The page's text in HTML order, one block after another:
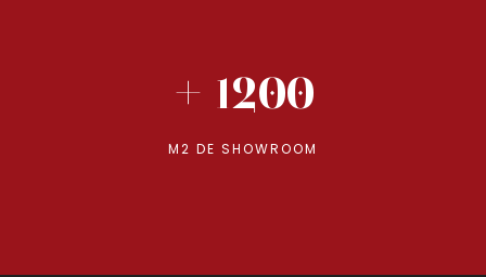
+ 1200
M2 DE SHOWROOM